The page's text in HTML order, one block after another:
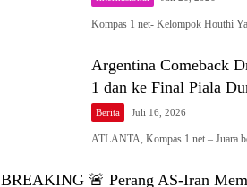
Kompas 1 net- Kelompok Houthi
Argentina Comeback
1 dan ke Final Piala
Berita Juli 16, 2026
ATLANTA, Kompas 1 net – Juara
BREAKING 🚨 Perang AS-Iran